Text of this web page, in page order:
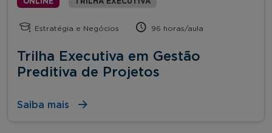
Estratégia e Negócios 96 horas/aula
Trilha Executiva em Gestão
Preditiva de Projetos
Saiba mais